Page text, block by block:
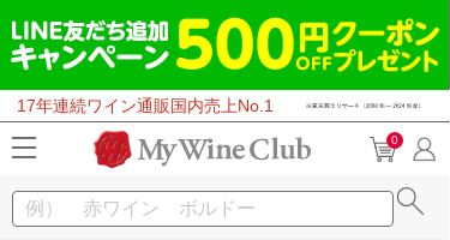
17年連続ワイン通販国内売上No.1
0